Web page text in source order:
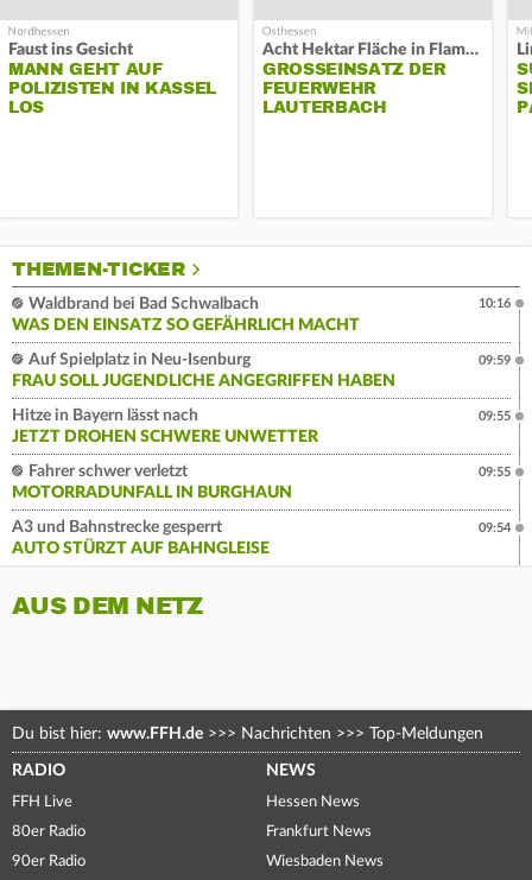
Faust ins Gesicht
MANN GEHT AUF
POLIZISTEN IN KASSEL
LOS
Acht Hektar Fläche in Flammen
GROSSEINSATZ DER F
EUERWEHR L
AUTERBACH
THEMEN-TICKER
Waldbrand bei Bad Schwalbach
WAS DEN EINSATZ SO GEFÄHRLICH MACHT
10:16
Auf Spielplatz in Neu-Isenburg
FRAU SOLL JUGENDLICHE ANGEGRIFFEN HABEN
09:59
Hitze in Bayern lässt nach
JETZT DROHEN SCHWERE UNWETTER
09:55
Fahrer schwer verletzt
MOTORRADUNFALL IN BURGHAUN
09:55
A3 und Bahnstrecke gesperrt
AUTO STÜRZT AUF BAHNGLEISE
09:54
AUS DEM NETZ
Du bist hier: www.FFH.de >>> Nachrichten >>> Top-Meldungen
RADIO
FFH Live
80er Radio
90er Radio
NEWS
Hessen News
Frankfurt News
Wiesbaden News